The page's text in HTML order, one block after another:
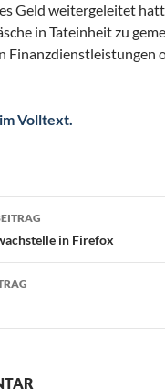
Geld weitergeleitet
in Tateinheit zu
Finanzdienstleistungen
Volltext.
in Firefox